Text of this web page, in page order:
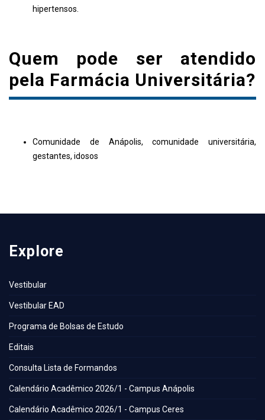
hipertensos.
Quem pode ser atendido
pela Farmácia Universitária?
Comunidade de Anápolis, comunidade universitária,
gestantes, idosos
Explore
Vestibular
Vestibular EAD
Programa de Bolsas de Estudo
Editais
Consulta Lista de Formandos
Calendário Acadêmico 2026/1 - Campus Anápolis
Calendário Acadêmico 2026/1 - Campus Ceres